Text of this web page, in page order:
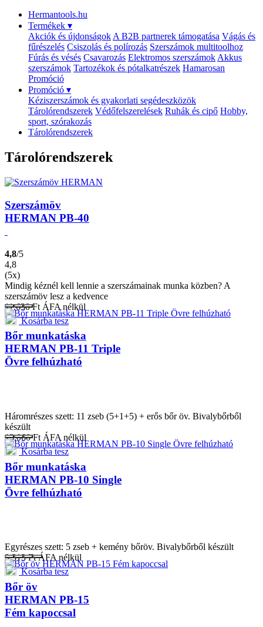
Hermantools.hu
Termékek ▾
Akciók és újdonságok A B2B partnerek támogatása Vágás és
fűrészelés Csiszolás és polírozás Szerszámok multitoolhoz
Fúrás és vésés Csavarozás Elektromos szerszámok Akkus
szerszámok Tartozékok és pótalkatrészek Hamarosan
Promóció
Promóció ▾
Kéziszerszámok és gyakorlati segédeszközök
Tárolórendszerek Védőfelszerelések Ruhák és cipő Hobby,
sport, szórakozás
Tárolórendszerek
Tárolórendszerek
Szerszámöv
HERMAN PB-40
4,8/5
4,8
(5x)
Mindig kéznél kell lennie a szerszámainak munka közben? A
szerszámöv lesz a kedvence
11.630Ft ÁFA nélkül
Kosárba tesz
Bőr munkatáska
HERMAN PB-11 Triple
Övre felhúzható
Háromrészes szett: 11 zseb (5+1+5) + erős bőr öv. Bivalybőrből
készült
13.060Ft ÁFA nélkül
Kosárba tesz
Bőr munkatáska
HERMAN PB-10 Single
Övre felhúzható
Egyrészes szett: 5 zseb + kemény bőröv. Bivalybőrből készült
9.313FtÁFA nélkül
Kosárba tesz
Bőr öv
HERMAN PB-15
Fém kapoccsal